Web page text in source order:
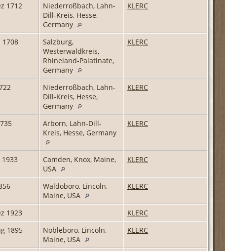
1712
Niederroßbach, Lahn-
Dill-Kreis, Hesse,
Germany
KLERC
1708
Salzburg,
Westerwaldkreis,
Rhineland-Palatinate,
Germany
KLERC
Niederroßbach, Lahn-
Dill-Kreis, Hesse,
Germany
KLERC
Arborn, Lahn-Dill-
Kreis, Hesse, Germany
KLERC
Camden, Knox, Maine,
USA
KLERC
Waldoboro, Lincoln,
Maine, USA
KLERC
1923
KLERC
1895
Nobleboro, Lincoln,
Maine, USA
KLERC